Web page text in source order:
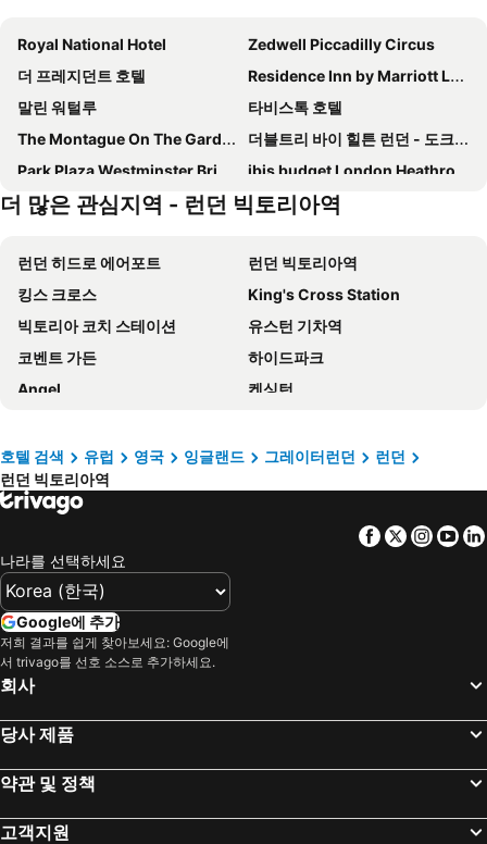
Royal National Hotel
Zedwell Piccadilly Circus
더 프레지던트 호텔
Residence Inn by Marriott London Kensington
말린 워털루
타비스톡 호텔
The Montague On The Gardens
더블트리 바이 힐튼 런던 - 도크랜즈 리버사이드
Park Plaza Westminster Bridge Hotel
ibis budget London Heathrow Central
리젠시 하우스
이비스 런던 블랙프라이어스
Premier Inn London County Hall
Premier Inn London Fulham
크레스트필드 호텔
The Clermont London, Victoria
Ellen Kensington
킹스 크로스 인 호텔
브리타니아 인 호텔
알함브라 호텔
Premier Inn London Waterloo - York Road
Holiday Inn Express London - Limehouse By Ihg
데이즈 호텔 런던 노스
노보텔 런던 워털루
파크 그랜드 런던 하이드 파크
Crowne Plaza London - Kings Cross By Ihg
City Prime Camden
Hub By Premier Inn London King's Cross
Thanet Hotel Annex
ibis budget London Whitechapel - Brick Lane
Park Plaza County Hall London
easyHotel London City Shoreditch
Holiday Inn London - Bloomsbury By Ihg
Travelodge London Vauxhall
The Goring
더 많은 관심지역 - 런던 빅토리아역
런던 히드로 에어포트
런던 빅토리아역
킹스 크로스
King's Cross Station
빅토리아 코치 스테이션
유스턴 기차역
코벤트 가든
하이드파크
Angel
켄싱턴
Soho
Trafalgar Square
NEC Birmingham
Earls Court
West Kensington Metro Station
Russell Square
Clapham Junction
Tottenham
Watford Metro Station
Mayor's New Year's Eve Fireworks Display
Blackfriars Metro Station
King's Cross St.Pancras Metro Station
Guildhall
London Biggin Hill Airport
호텔 검색 유럽 영국 잉글랜드 그레이터런던
런던
런던 빅토리아역
Facebook
Twitter
나라를 선택하세요
Google에 추가
저희 결과를 쉽게 찾아보세요: Google에
서 trivago를 선호 소스로 추가하세요.
회사
당사 제품
약관 및 정책
고객지원